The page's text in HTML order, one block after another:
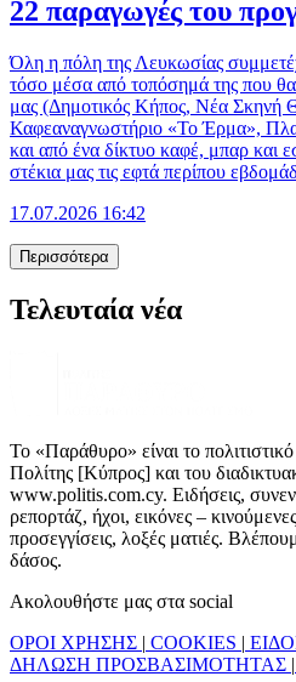
22 παραγωγές του
Όλη η πόλη της Λευκωσίας
τόσο μέσα από τοπόσημά της που
μας (Δημοτικός Κήπος, Νέα Σκηνή
Καφεαναγνωστήριο «Το Έρμα»,
και από ένα δίκτυο καφέ, μπαρ και
στέκια μας τις εφτά περίπου
17.07.2026 16:42
Περισσότερα
Τελευταία νέα
Το «Παράθυρο» είναι το
Πολίτης [Κύπρος] και του
www.politis.com.cy. Ειδήσεις,
ρεπορτάζ, ήχοι, εικόνες –
προσεγγίσεις, λοξές ματιές.
δάσος.
Ακολουθήστε μας στα social
ΟΡΟΙ ΧΡΗΣΗΣ | COOKIES |
ΔΗΛΩΣΗ ΠΡΟΣΒΑΣΙΜΟΤΗΤΑΣ |